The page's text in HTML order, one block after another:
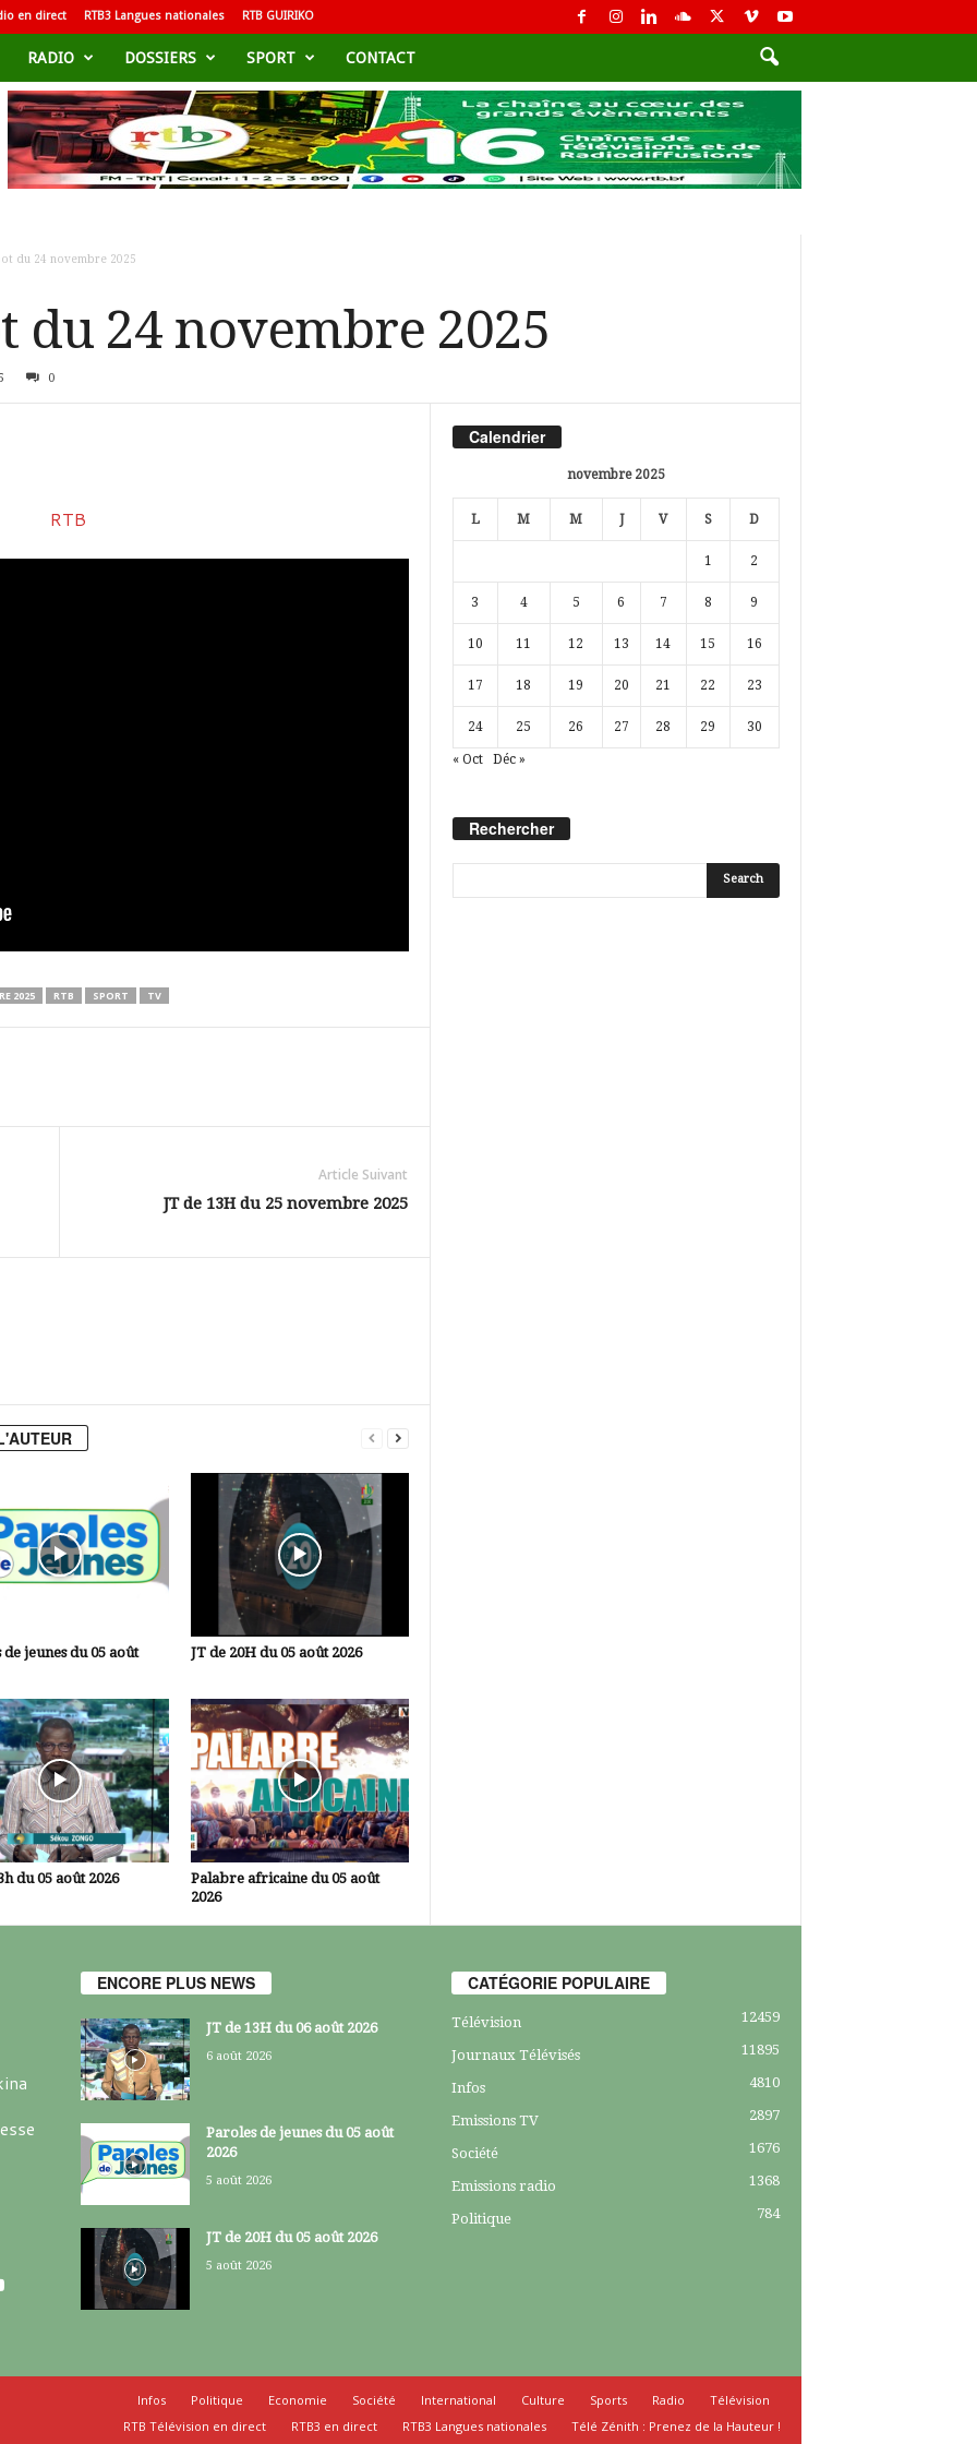
en direct RTB3 Langues nationales RTB GUIRIKO
RADIO DOSSIERS SPORT CONTACT
du 24 novembre 2025
du 24 novembre 2025
0
2025 RTB SPORT TV
Article Suivant
JT de 13H du 25 novembre 2025
de jeunes du 05 août
JT de 20H du 05 août 2026
du 05 août 2026
Palabre africaine du 05 août
2026
Calendrier
novembre 2025
L M M J V S D
1 2
3 4 5 6 7 8 9
10 11 12 13 14 15 16
17 18 19 20 21 22 23
24 25 26 27 28 29 30
« Oct Déc »
Rechercher
ENCORE PLUS NEWS
JT de 13H du 06 août 2026
6 août 2026
Paroles de jeunes du 05 août
2026
5 août 2026
JT de 20H du 05 août 2026
5 août 2026
CATÉGORIE POPULAIRE
Télévision 12459
Journaux Télévisés 11895
Infos 4810
Emissions TV 2897
Société 1676
Emissions radio 1368
Politique 784
Infos Politique Economie Société International Culture Sports Radio
Télévision
RTB Télévision en direct
RTB3 en direct RTB3 Langues nationales Télé Zénith : Prenez de la Hauteur !